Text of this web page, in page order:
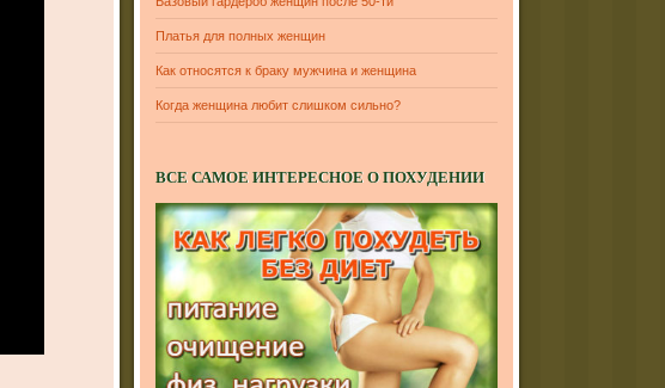
Платья для полных женщин
Как относятся к браку мужчина и женщина
Когда женщина любит слишком сильно?
ВСЕ САМОЕ ИНТЕРЕСНОЕ О ПОХУДЕНИИ